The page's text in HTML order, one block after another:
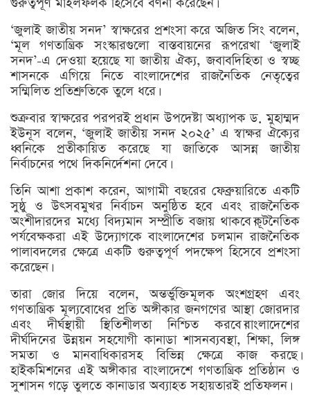
‘জুলাই জাতীয় সনদ’ স্বাক্ষরের প্রশংসা করে অজিত সিং বলেন,
‘মূল গণতান্ত্রিক সংস্কারগুলো বাস্তবায়নের রূপরেখা ‘জুলাই
সনদ’-এ দেওয়া হয়েছে যা জাতীয় ঐক্য, জবাবদিহিতা ও স্বচ্ছ
শাসনকে এগিয়ে নিতে বাংলাদেশের রাজনৈতিক নেতৃত্বের
সম্মিলিত প্রতিশ্রুতিকে তুলে ধরে।
শুক্রবার স্বাক্ষরের পরপরই প্রধান উপদেষ্টা অধ্যাপক ড. মুহাম্মদ
ইউনূস বলেন, ‘জুলাই জাতীয় সনদ ২০২৫’ এ স্বাক্ষর ঐক্যের
ধ্বনিকে প্রতীকায়িত করেছে যা জাতিকে আসন্ন জাতীয়
নির্বাচনের পথে দিকনির্দেশনা দেবে।
তিনি আশা প্রকাশ করেন, আগামী বছরের ফেব্রুয়ারিতে একটি
সুষ্ঠু ও উৎসবমুখর নির্বাচন অনুষ্ঠিত হবে এবং রাজনৈতিক
অংশীদারদের মধ্যে বিদ্যমান সম্প্রীতি বজায় থাকবে।কূটনৈতিক
পর্যবেক্ষকরা এই উদ্যোগকে বাংলাদেশের চলমান রাজনৈতিক
পালাবদলের ক্ষেত্রে একটি গুরুত্বপূর্ণ পদক্ষেপ হিসেবে প্রশংসা
করেছেন।
তারা জোর দিয়ে বলেন, অন্তর্ভুক্তিমূলক অংশগ্রহণ এবং
গণতান্ত্রিক মূল্যবোধের প্রতি অঙ্গীকার জনগণের আস্থা জোরদার
এবং দীর্ঘস্থায়ী স্থিতিশীলতা নিশ্চিত করবে।বাংলাদেশের
দীর্ঘদিনের উন্নয়ন সহযোগী কানাডা শাসনব্যবস্থা, শিক্ষা, লিঙ্গ
সমতা ও মানবাধিকারসহ বিভিন্ন ক্ষেত্রে কাজ করছে।
হাইকমিশনের এই অঙ্গীকার বাংলাদেশে গণতান্ত্রিক প্রতিষ্ঠান ও
সুশাসন গড়ে তুলতে কানাডার অব্যাহত সহায়তারই প্রতিফলন।